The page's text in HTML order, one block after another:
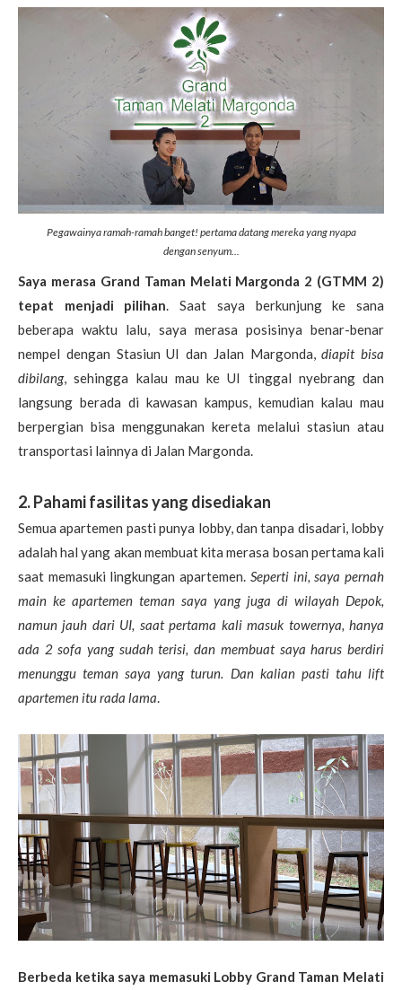
Pegawainya ramah-ramah banget! pertama datang mereka yang nyapa
dengan senyum...
Saya merasa Grand Taman Melati Margonda 2 (GTMM 2)
tepat menjadi pilihan. Saat saya berkunjung ke sana
beberapa waktu lalu, saya merasa posisinya benar-benar
nempel dengan Stasiun UI dan Jalan Margonda,diapit bisa
dibilang, sehingga kalau mau ke UI tinggal nyebrang dan
langsung berada di kawasan kampus, kemudian kalau mau
berpergian bisa menggunakan kereta melalui stasiun atau
transportasi lainnya di Jalan Margonda.
2. Pahami fasilitas yang disediakan
Semua apartemen pasti punya lobby, dan tanpa disadari, lobby
adalah hal yang akan membuat kita merasa bosan pertama kali
saat memasuki lingkungan apartemen. Seperti ini, saya pernah
main ke apartemen teman saya yang juga di wilayah Depok,
namun jauh dari UI, saat pertama kali masuk towernya, hanya
ada 2 sofa yang sudah terisi, dan membuat saya harus berdiri
menunggu teman saya yang turun. Dan kalian pasti tahu lift
apartemen itu rada lama.
Berbeda ketika saya memasuki Lobby Grand Taman Melati